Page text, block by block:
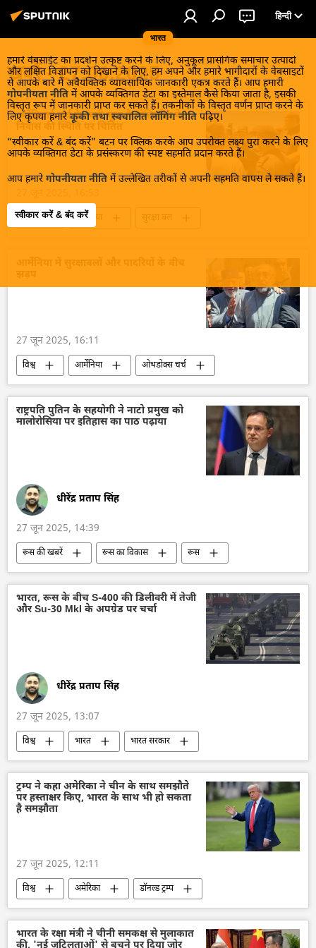
भारत
हिन्दी
हमारे वेबसाईट का प्रदर्शन उत्कृष्ट करने के लिए, अनुकूल प्रासंगिक समाचार उत्पादों
और लक्षित विज्ञापन को दिखाने के लिए, हम अपने और हमारे भागीदारों के वेबसाइटों
से आपके बारे में अवैयक्तिक व्यावसायिक जानकारी एकत्र करते हैं। आप हमारी
गोपनीयता नीति में आपके व्यक्तिगत डेटा का इस्तेमाल कैसे किया जाता है, इसकी
विस्तृत रूप में जानकारी प्राप्त कर सकते हैं। तकनीकों के विस्तृत वर्णन प्राप्त करने के
लिए कृपया हमारे कूकी तथा स्वचालित लॉगिंग नीति पढ़िए।
“स्वीकार करें & बंद करें” बटन पर क्लिक करके आप उपरोक्त लक्ष्य पुरा करने के लिए
आपके व्यक्तिगत डेटा के प्रसंस्करण की स्पष्ट सहमति प्रदान करते हैं।
आप हमारे गोपनीयता नीति में उल्लेखित तरीकों से अपनी सहमति वापस ले सकते हैं।
स्वीकार करें & बंद करें
खबरें - 27.06.2025
अर्मेनियाई चर्च के रूसी सूबा कैथोलिकोस के
निवास की स्थिति पर चिंतित
विश्व आर्मेनिया
सुरक्षा बल
27 जून 2025, 16:11
विश्व आर्मेनिया
ओथडोक्स चर्च
सैन्य तख्तापलट
तख्तापलट के प्रयास
अपराध
अपराध मालिक
आतंकवाद
आतंकवाद विरोधी कानून
आतंकवाद विरोधी दस्ता
राष्ट्रपति पुतिन के सहयोगी ने नाटो प्रमुख को
मालोरोसिया पर इतिहास का पाठ पढ़ाया
धीरेंद्र प्रताप सिंह
27 जून 2025, 14:39
रूस की खबरें रूस का विकास
रूस
मास्को
क्रेमलिन
क्रेमलिन के प्रवक्ता दिमित्री पेसकोव
व्लादिमीर पुतिन
स्कूल
भारत, रूस के बीच S-400 की डिलीवरी में तेजी
और Su-30 MkI के अपग्रेड पर चर्चा
धीरेंद्र प्रताप सिंह
27 जून 2025, 13:07
विश्व भारत
भारत सरकार
भारत का विकास
दिल्ली
रूस का विकास
रूस
मास्को
एस-400 मिसाइल प्रणाली
एस-400 ट्रिम्फ
Su-30SM
Su-57
रक्षा मंत्रालय (MoD)
भारत के रक्षा मंत्री
द्विपक्षीय रिश्ते
द्विपक्षीय व्यापार
नरेन्द्र मोदी
व्लादिमीर पुतिन
ट्रम्प ने कहा अमेरिका ने चीन के साथ समझौते
पर हस्ताक्षर किए, भारत के साथ भी हो सकता
है समझौता
27 जून 2025, 12:11
विश्व अमेरिका
डॉनल्ड ट्रम्प
व्हाइट हाउस
चीन
भारत सरकार
भारत का विकास
भारत
द्विपक्षीय रिश्ते
भारत के रक्षा मंत्री ने चीनी समकक्ष से मुलाकात
की, 'नई जटिलताओं' से बचने पर दिया जोर